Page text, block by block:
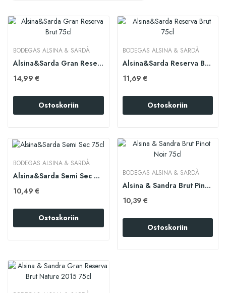
BODEGAS ALSINA & SARDÀ
Alsina&Sarda Gran Reserva Brut 75cl
14,99 €
Ostoskoriin
BODEGAS ALSINA & SARDÀ
Alsina&Sarda Reserva Brut 75cl
11,69 €
Ostoskoriin
BODEGAS ALSINA & SARDÀ
Alsina&Sarda Semi Sec 75cl
10,49 €
Ostoskoriin
BODEGAS ALSINA & SARDÀ
Alsina & Sandra Brut Pinot Noir 75cl
10,39 €
Ostoskoriin